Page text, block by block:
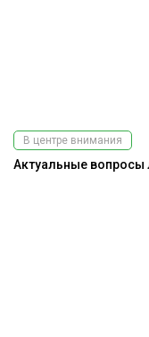
В центре внимания
Актуальные вопросы